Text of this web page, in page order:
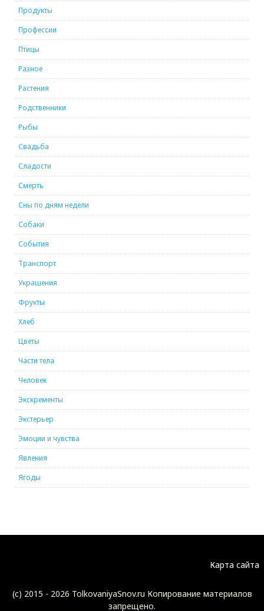
Продукты
Профессии
Птицы
Разное
Растения
Родственники
Рыбы
Свадьба
Сладости
Смерть
Сны по дням недели
Собаки
События
Транспорт
Украшения
Фрукты
Хлеб
Цветы
Части тела
Человек
Экскременты
Экстерьер
Эмоции и чувства
Явления
Ягоды
Карта сайта
(c) 2015 - 2026 TolkovaniyaSnov.ru Копирование материалов
запрещено.